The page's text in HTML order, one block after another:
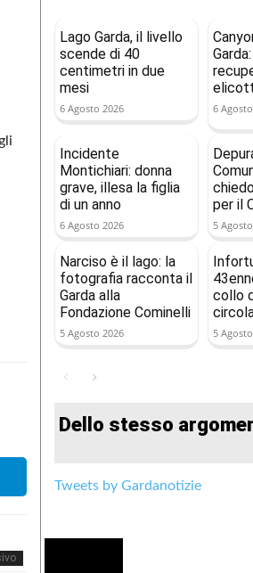
Lago Garda, il livello
scende di 40
centimetri in due
mesi
6 Agosto 2026 6
Incidente
Montichiari: donna
grave, illesa la figlia
di un anno
6 Agosto 2026
per il
5
Narciso è il lago: la
fotografia racconta il
Garda alla
Fondazione Cominelli
5 Agosto 2026
collo
5
Dello stesso
Tweets by Gardanotizie